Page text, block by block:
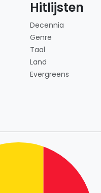
Hitlijsten
Decennia
Genre
Taal
Land
Evergreens